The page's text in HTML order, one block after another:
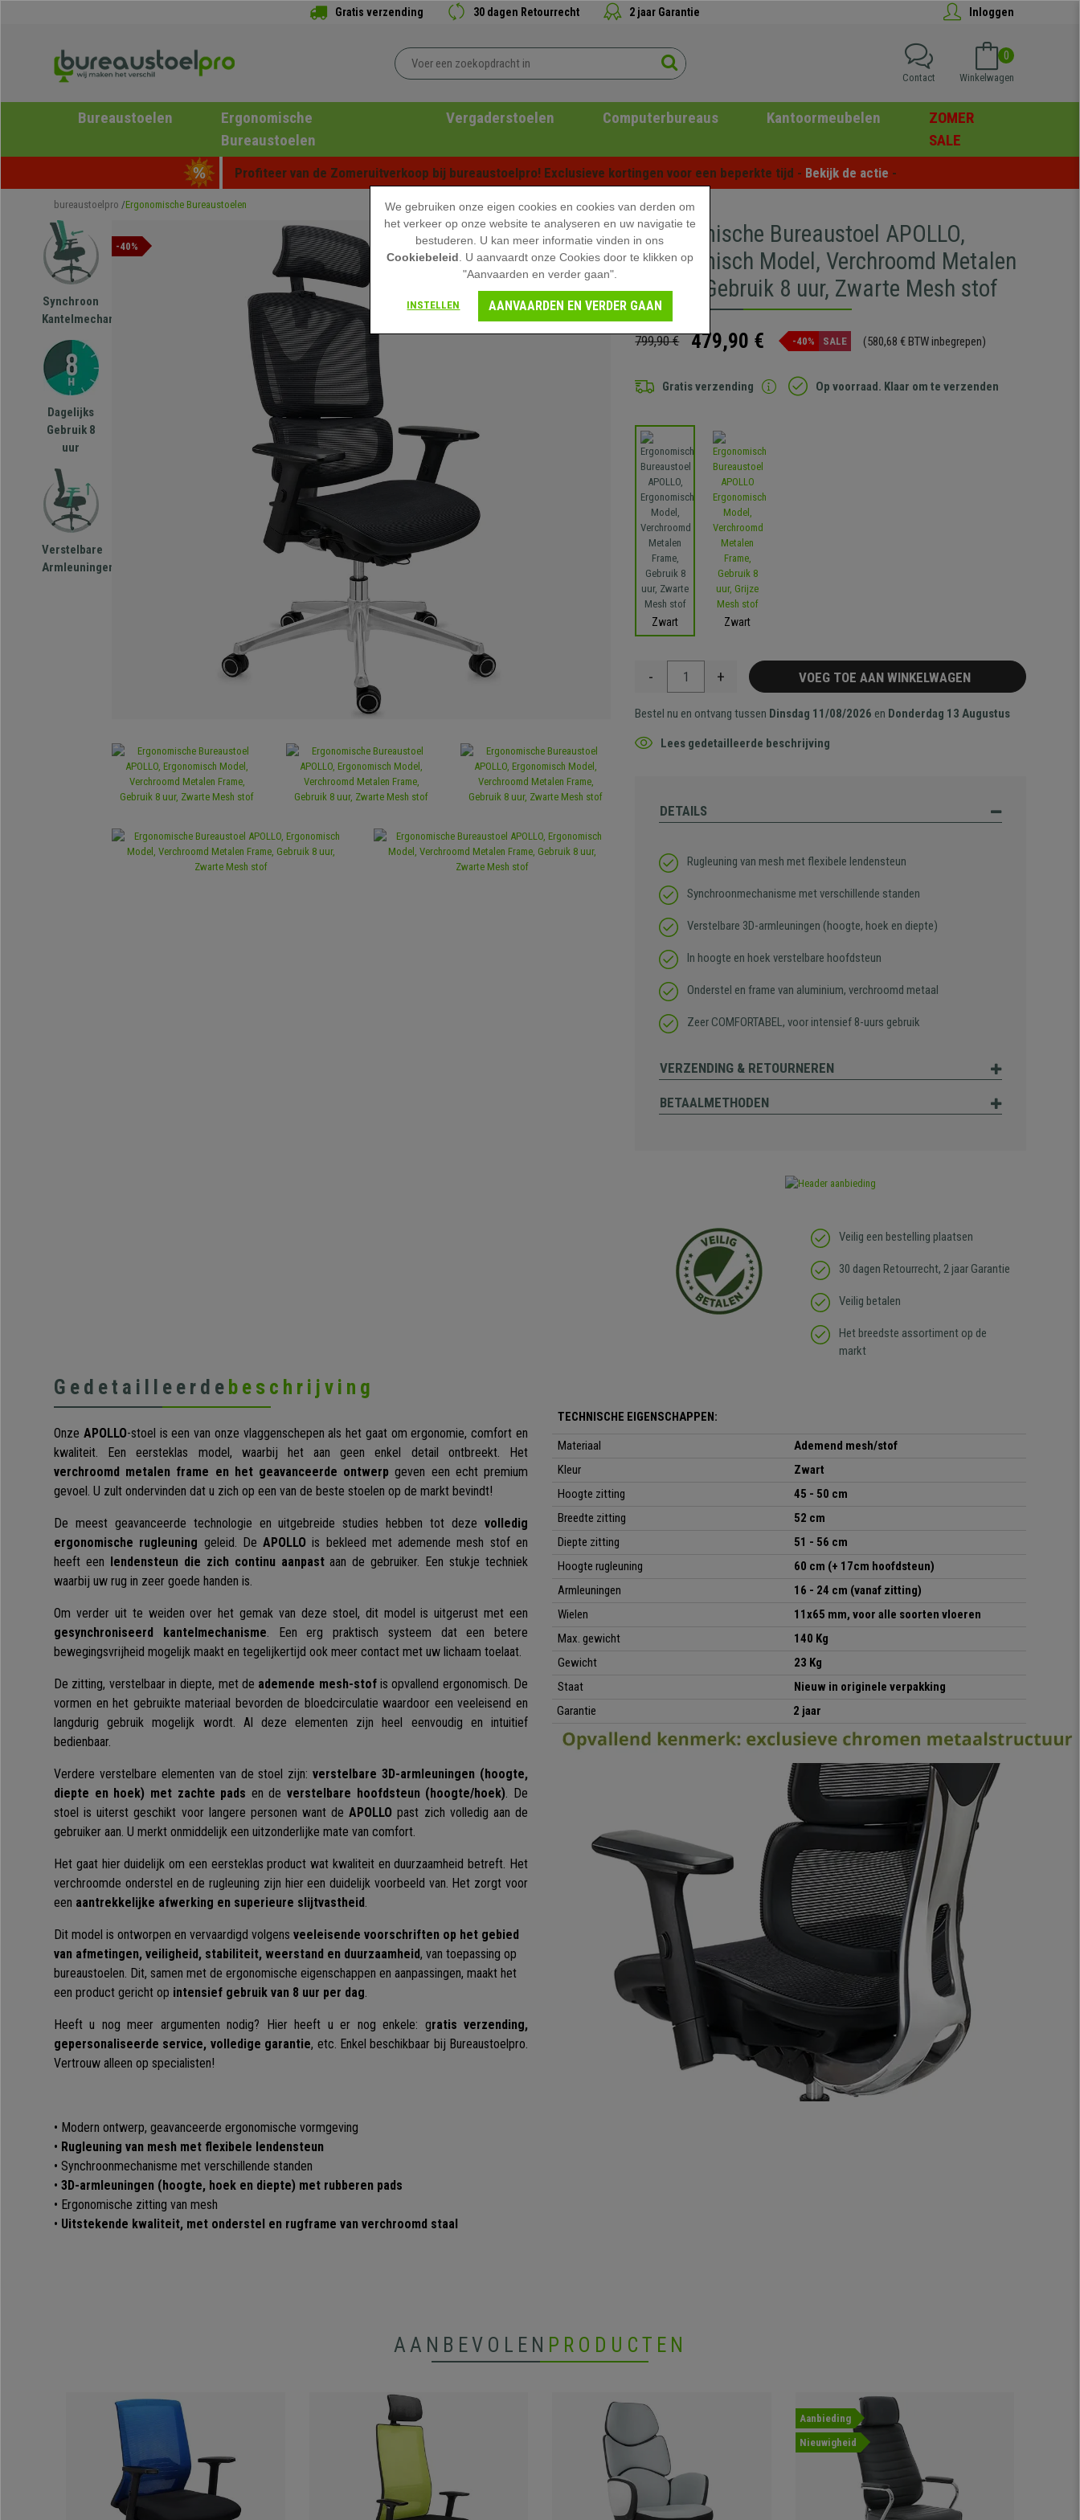
Gratis verzending 30 dagen Retourrecht 2 jaar Garantie Inloggen
0
Winkelwagen
Contact
Bureaustoelen
Ergonomische
Bureaustoelen
Vergaderstoelen Computerbureaus Kantoormeubelen
ZOMER
SALE
Profiteer van de Zomeruitverkoop bij bureaustoelpro! Exclusieve kortingen voor een beperkte tijd - Bekijk de actie -
bureaustoelpro Ergonomische Bureaustoelen
Synchroon
Kantelmechanisme
Dagelijks
Gebruik 8
uur
Verstelbare
Armleuningen
-40%
Ergonomische Bureaustoel APOLLO,
Ergonomisch Model, Verchroomd Metalen
Frame, Gebruik 8 uur, Zwarte Mesh stof
799,90 € 479,90 € -40% SALE (580,68 € BTW inbegrepen)
Gratis verzending Op voorraad. Klaar om te verzenden
Zwart Zwart
- + VOEG TOE AAN WINKELWAGEN
Bestel nu en ontvang tussen Dinsdag 11/08/2026 en Donderdag 13 Augustus
Lees gedetailleerde beschrijving
DETAILS
Rugleuning van mesh met flexibele lendensteun
Synchroonmechanisme met verschillende standen
Verstelbare 3D-armleuningen (hoogte, hoek en diepte)
In hoogte en hoek verstelbare hoofdsteun
Onderstel en frame van aluminium, verchroomd metaal
Zeer COMFORTABEL, voor intensief 8-uurs gebruik
VERZENDING & RETOURNEREN
BETAALMETHODEN
Veilig een bestelling plaatsen
30 dagen Retourrecht, 2 jaar Garantie
Veilig betalen
Het breedste assortiment op de
markt
Gedetailleerde beschrijving
Onze APOLLO-stoel is een van onze vlaggenschepen als het gaat om ergonomie, comfort en
kwaliteit. Een eersteklas model, waarbij het aan geen enkel detail ontbreekt. Het
verchroomd metalen frame en het geavanceerde ontwerp geven een echt premium
gevoel. U zult ondervinden dat u zich op een van de beste stoelen op de markt bevindt!
De meest geavanceerde technologie en uitgebreide studies hebben tot deze volledig
ergonomische rugleuning geleid. DeAPOLLO is bekleed met ademende mesh stof en
heeft een lendensteun die zich continu aanpastaan de gebruiker. Een stukje techniek
waarbij uw rug in zeer goede handen is.
Om verder uit te weiden over het gemak van deze stoel, dit model is uitgerust met een
gesynchroniseerd kantelmechanisme. Een erg praktisch systeem dat een betere
bewegingsvrijheid mogelijk maakt en tegelijkertijd ook meer contact met uw lichaam toelaat.
De zitting, verstelbaar in diepte, met de ademende mesh-stofis opvallend ergonomisch. De
vormen en het gebruikte materiaal bevorden de bloedcirculatie waardoor een veeleisend en
langdurig gebruik mogelijk wordt. Al deze elementen zijn heel eenvoudig en intuitief
bedienbaar.
Verdere verstelbare elementen van de stoel zijn:verstelbare 3D-armleuningen (hoogte,
diepte en hoek) met zachte pads en deverstelbare hoofdsteun (hoogte/hoek). De
stoel is uiterst geschikt voor langere personen want deAPOLLO past zich volledig aan de
gebruiker aan. U merkt onmiddelijk een uitzonderlijke mate van comfort.
Het gaat hier duidelijk om een eersteklas product wat kwaliteit en duurzaamheid betreft. Het
verchroomde onderstel en de rugleuning zijn hier een duidelijk voorbeeld van. Het zorgt voor
een aantrekkelijke afwerking en superieure slijtvastheid.
Dit model is ontworpen en vervaardigd volgens veeleisende voorschriften op het gebied
van afmetingen, veiligheid, stabiliteit, weerstand en duurzaamheid, van toepassing op
bureaustoelen. Dit, samen met de ergonomische eigenschappen en aanpassingen, maakt het
een product gericht op intensief gebruik van 8 uur per dag.
Heeft u nog meer argumenten nodig? Hier heeft u er nog enkele: gratis verzending,
gepersonaliseerde service, volledige garantie, etc. Enkel beschikbaar bij Bureaustoelpro.
Vertrouw alleen op specialisten!
• Modern ontwerp, geavanceerde ergonomische vormgeving
• Rugleuning van mesh met flexibele lendensteun
• Synchroonmechanisme met verschillende standen
• 3D-armleuningen (hoogte, hoek en diepte) met rubberen pads
• Ergonomische zitting van mesh
• Uitstekende kwaliteit, met onderstel en rugframe van verchroomd staal
TECHNISCHE EIGENSCHAPPEN:
Materiaal
Ademend mesh/stof
Kleur
Zwart
Hoogte zitting
45 - 50 cm
Breedte zitting
52 cm
Diepte zitting
51 - 56 cm
Hoogte rugleuning
60 cm (+ 17cm hoofdsteun)
Armleuningen
16 - 24 cm (vanaf zitting)
Wielen
11x65 mm, voor alle soorten vloeren
Max. gewicht
140 Kg
Gewicht
23 Kg
Staat
Nieuw in originele verpakking
Garantie
2 jaar
AANBEVOLEN PRODUCTEN
Aanbieding
Nieuwigheid
We gebruiken onze eigen cookies en cookies van derden om
het verkeer op onze website te analyseren en uw navigatie te
bestuderen. U kan meer informatie vinden in ons
Cookiebeleid . U aanvaardt onze Cookies door te klikken op
"Aanvaarden en verder gaan".
INSTELLEN AANVAARDEN EN VERDER GAAN